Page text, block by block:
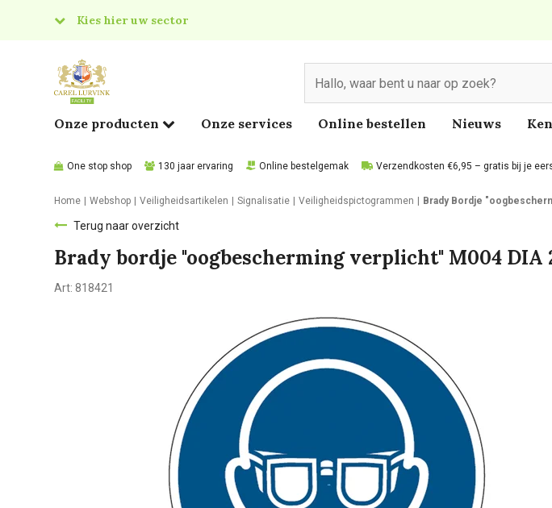
Kies hier uw sector
Food
Onze producten Onze services Online bestellen Nieuws
One stop shop 130 jaar ervaring Online bestelgemak Verzendkosten €6,95 – gratis bij je
Home Webshop Veiligheidsartikelen Signalisatie Veiligheidspictogrammen Brady Bordje
Terug naar overzicht
Brady bordje "oogbescherming verplicht" M004 DIA
Art: 818421